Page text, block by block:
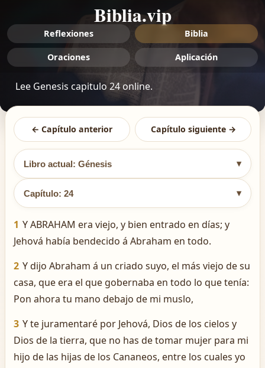
Biblia.vip
Reflexiones Biblia
Oraciones Aplicación
Lee Genesis capitulo 24 online.
← Capítulo anterior Capítulo siguiente →
Libro actual: Génesis ▾
Capítulo: 24 ▾
1 Y ABRAHAM era viejo, y bien entrado en días; y
Jehová había bendecido á Abraham en todo.
2 Y dijo Abraham á un criado suyo, el más viejo de su
casa, que era el que gobernaba en todo lo que tenía:
Pon ahora tu mano debajo de mi muslo,
3 Y te juramentaré por Jehová, Dios de los cielos y
Dios de la tierra, que no has de tomar mujer para mi
hijo de las hijas de los Cananeos, entre los cuales yo